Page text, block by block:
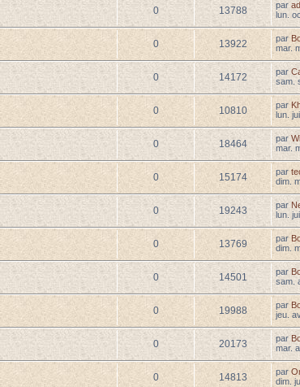
0 13788 par
lun.
0 13922 par
mar.
0 14172 par
sam.
0 10810 par
lun.
0 18464 par
mar.
0 15174 par
dim.
0 19243 par
lun.
0 13769 par
dim.
0 14501 par
sam.
0 19988 par
jeu.
0 20173 par
mar.
0 14813 par
dim.